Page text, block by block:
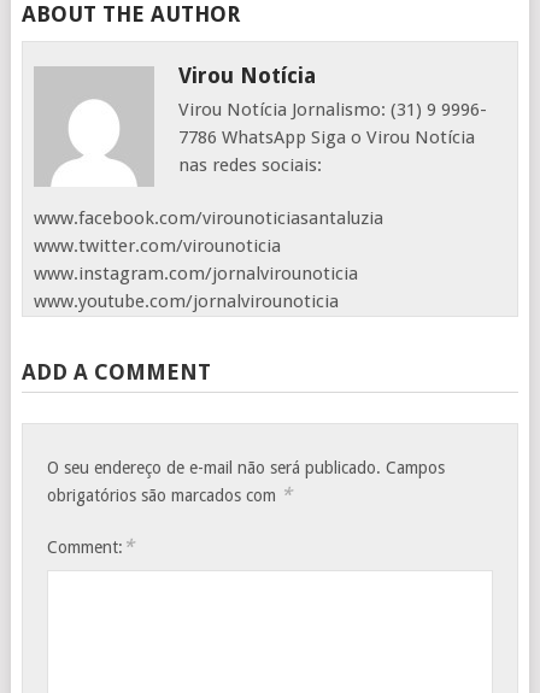
ABOUT THE AUTHOR
Virou Notícia
Virou Notícia Jornalismo: (31) 9 9996-
7786 WhatsApp Siga o Virou Notícia
nas redes sociais:
www.facebook.com/virounoticiasantaluzia
www.twitter.com/virounoticia
www.instagram.com/jornalvirounoticia
www.youtube.com/jornalvirounoticia
ADD A COMMENT
O seu endereço de e-mail não será publicado. Campos
obrigatórios são marcados com *
Comment: *